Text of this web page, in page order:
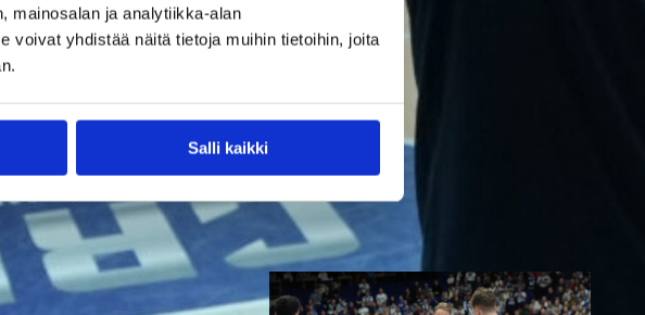
mainosalan ja analytiikka-alan
voivat yhdistää näitä tietoja muihin tietoihin, joita
Salli kaikki
Susiladies päätti Tukholmassa
pelatun kahden ottelun
mittaisen miniturnauksen
tappioon, kun Ruotsi oli parempi
loppulukemin 73-68 (33-47).
Suomi pelaa seuraavan kerran
ensi viikonloppuna Helsingissä.